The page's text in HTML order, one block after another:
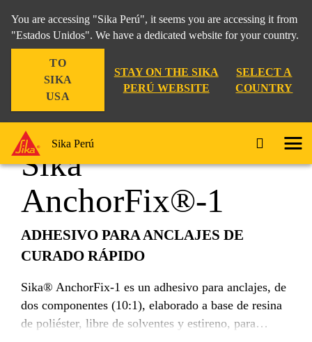
You are accessing "Sika Perú", it seems you are accessing it from
"Estados Unidos". We have a dedicated website for your country.
TO
SIKA
USA
STAY ON THE SIKA
PERÚ WEBSITE
SELECT A
COUNTRY
Sika Perú
Construcción Sika AnchorFix®-1
Sika
AnchorFix®-1
ADHESIVO PARA ANCLAJES DE
CURADO RÁPIDO
Sika® AnchorFix-1 es un adhesivo para anclajes, de
dos componentes (10:1), elaborado a base de resina
de poliéster, libre de solventes y estireno, para